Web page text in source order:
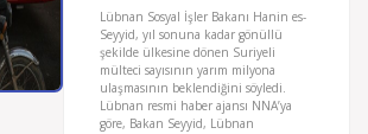
Lübnan Sosyal İşler Bakanı Hanin es-
Seyyid, yıl sonuna kadar gönüllü
şekilde ülkesine dönen Suriyeli
mülteci sayısının yarım milyona
ulaşmasının beklendiğini söyledi.
Lübnan resmi haber ajansı NNA’ya
göre, Bakan Seyyid, Lübnan